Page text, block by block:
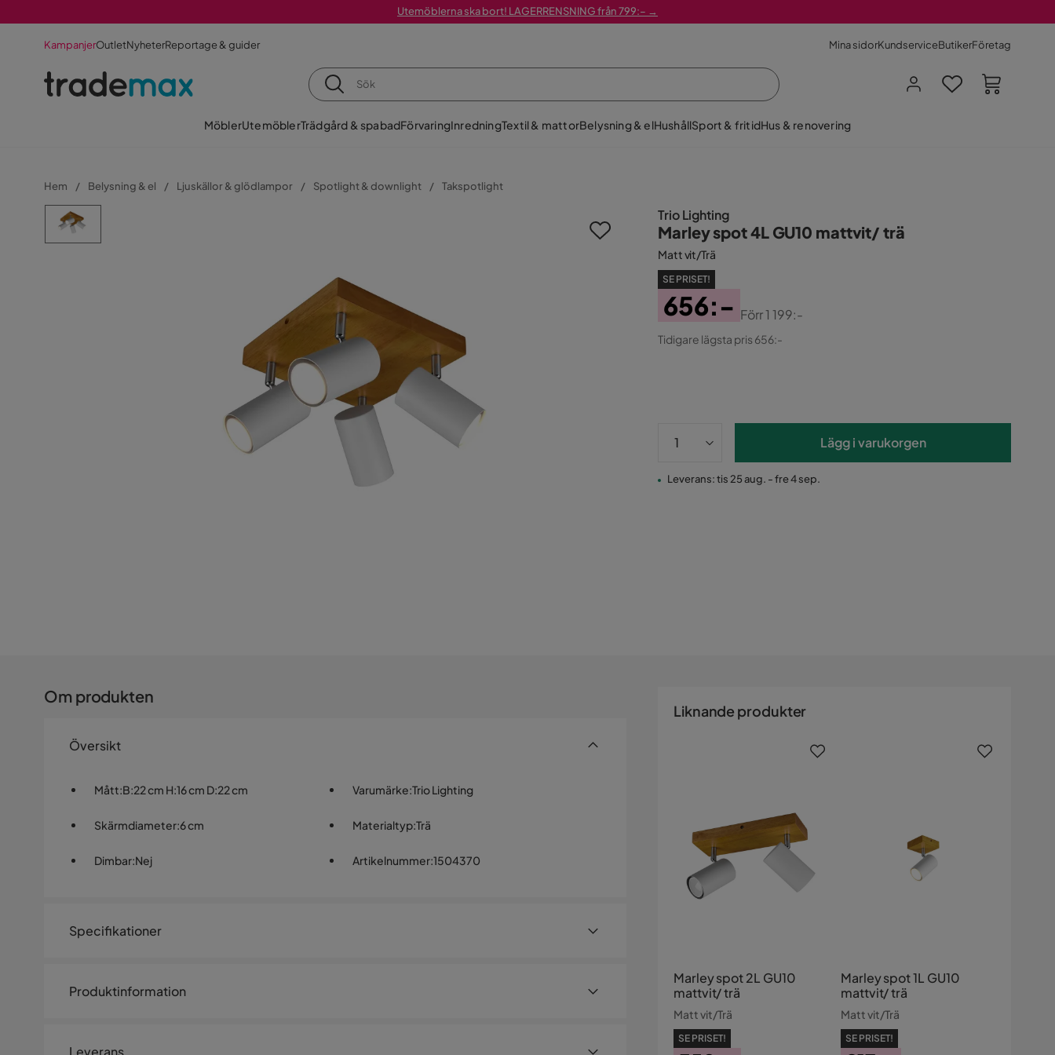
Utemöblerna ska bort! LAGERRENSNING från 799:– →
KampanjerOutletNyheterReportage & guider Mina sidorKundserviceButikerFöretag
MöblerUtemöblerTrädgård & spabadFörvaringInredningTextil & mattorBelysning & elHushållSport & fritidHus & renovering
Hem Belysning & el Ljuskällor & glödlampor Spotlight & downlight Takspotlight
Trio Lighting
Marley spot 4L GU10 mattvit/ trä
Matt vit/Trä
SE PRISET!
Pris
656:-
Original
Förr1 199:-
Tidigare lägsta pris 656:-
Lägg i varukorgen
Leverans: tis 25 aug. - fre 4 sep.
Om produkten
Översikt
Mått:B:22 cm H:16 cm D:22 cm Varumärke:Trio Lighting
Skärmdiameter:6 cm Materialtyp:Trä
Dimbar:Nej Artikelnummer:1504370
Specifikationer
Storlek
Produktinformation
Leverans
Liknande produkter
Marley spot 2L GU10
mattvit/ trä
Matt vit/Trä
SE PRISET!
Marley spot 1L GU10
mattvit/ trä
Matt vit/Trä
SE PRISET!